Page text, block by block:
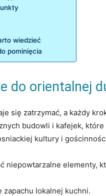
wiedzieć
pominięcia
do orientalnej
się zatrzymać, a⁢ każdy
budowli i kafejek,
kultury i
niepowtarzalne elementy,
zapachu ‍lokalnej kuchni.